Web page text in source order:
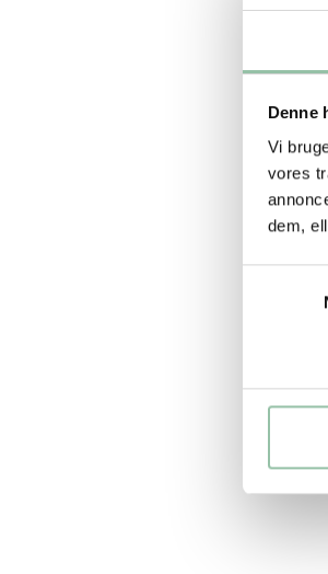
Denne
Vi
vores
dem,